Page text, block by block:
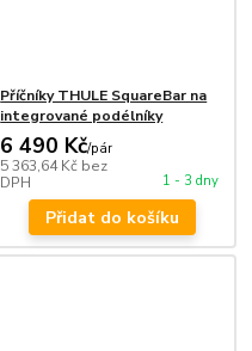
Příčníky THULE SquareBar na
integrované podélníky
6 490 Kč/pár
5 363,64 Kč bez
DPH
1 - 3 dny
Přidat do košíku